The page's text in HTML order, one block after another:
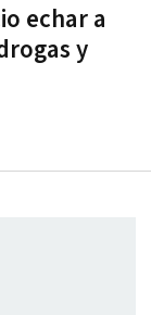
echar a
y